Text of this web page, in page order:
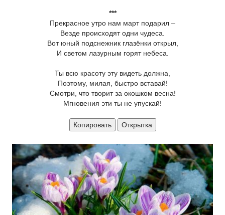
***
Прекрасное утро нам март подарил –
Везде происходят одни чудеса.
Вот юный подснежник глазёнки открыл,
И светом лазурным горят небеса.
Ты всю красоту эту видеть должна,
Поэтому, милая, быстро вставай!
Смотри, что творит за окошком весна!
Мгновения эти ты не упускай!
Копировать Открытка